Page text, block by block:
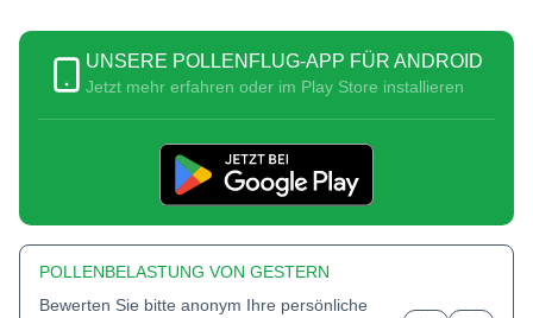
UNSERE POLLENFLUG-APP FÜR ANDROID
Jetzt mehr erfahren oder im Play Store installieren
POLLENBELASTUNG VON GESTERN
Bewerten Sie bitte anonym Ihre persönliche